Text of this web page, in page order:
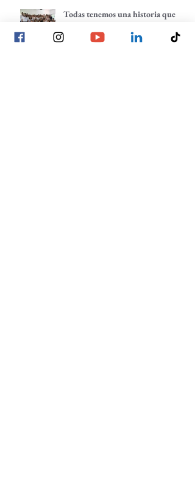
Todas tenemos una historia que